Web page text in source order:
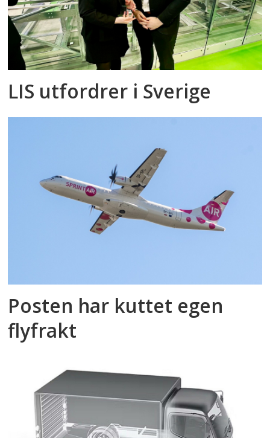
LIS utfordrer i Sverige
Posten har kuttet egen
flyfrakt